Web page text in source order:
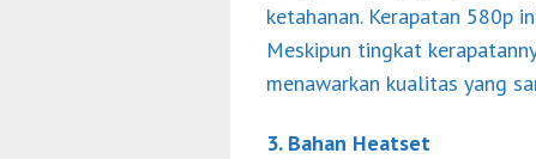
ketahanan. Kerapatan 580p
Meskipun tingkat
menawarkan kualitas yang
3. Bahan Heatset